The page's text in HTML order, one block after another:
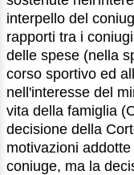
interpello del
rapporti tra i
delle spese (nella
corso sportivo ed
nell'interesse del
vita della famiglia
decisione della
motivazioni
coniuge, ma la